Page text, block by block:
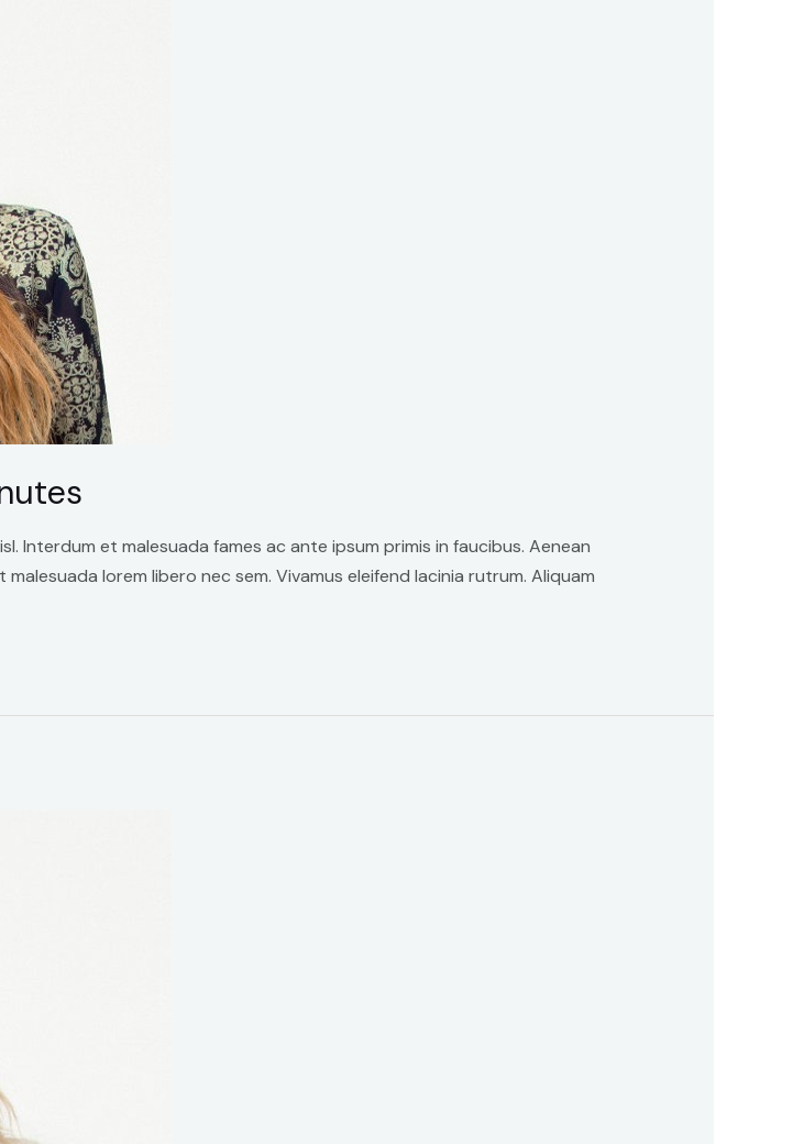
Interdum et malesuada fames ac ante ipsum primis in faucibus. Aenean
lorem libero nec sem. Vivamus eleifend lacinia rutrum. Aliquam